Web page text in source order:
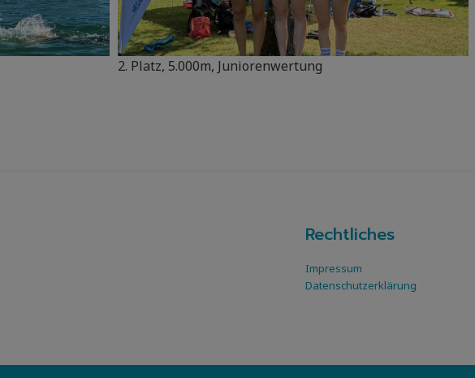
2. Platz, 5.000m, Juniorenwertung
Rechtliches
Impressum
Datenschutzerklärung